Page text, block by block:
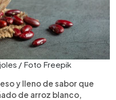
/ Foto Freepik
y lleno de sabor que
de arroz blanco,